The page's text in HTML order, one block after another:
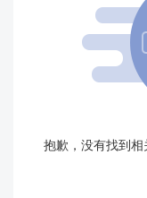
抱歉，没有找到